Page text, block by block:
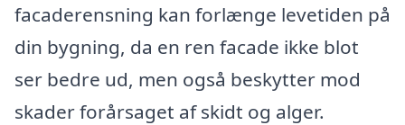
facaderensning kan forlænge levetiden på
din bygning, da en ren facade ikke blot
ser bedre ud, men også beskytter mod
skader forårsaget af skidt og alger.